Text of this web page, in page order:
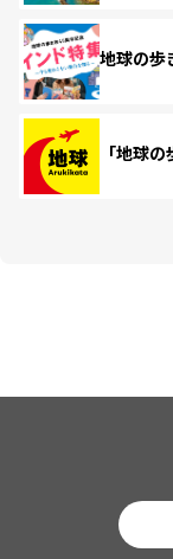
地球の歩
「地球